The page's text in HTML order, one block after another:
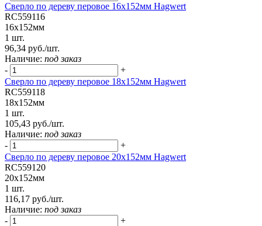
Сверло по дереву перовое 16х152мм Hagwert
RC559116
16х152мм
1 шт.
96,34 руб./шт.
Наличие: под заказ
-
+
Сверло по дереву перовое 18х152мм Hagwert
RC559118
18х152мм
1 шт.
105,43 руб./шт.
Наличие: под заказ
-
+
Сверло по дереву перовое 20х152мм Hagwert
RC559120
20х152мм
1 шт.
116,17 руб./шт.
Наличие: под заказ
-
+